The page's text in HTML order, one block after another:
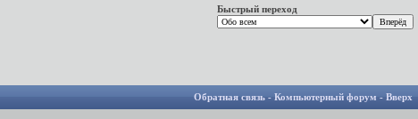
Быстрый переход
Обратная связь - Компьютерный форум - Вверх